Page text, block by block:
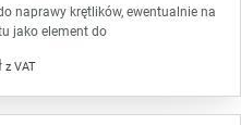
naprawy krętlików, ewentualnie na
jako element do
z VAT